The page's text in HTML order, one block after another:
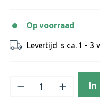
Op voorraad
Levertijd is ca. 1 - 3
In